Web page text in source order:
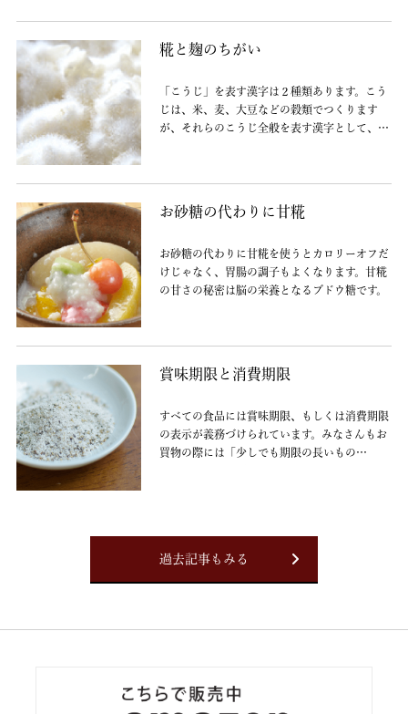
糀と麹のちがい
「こうじ」を表す漢字は２種類あります。こう
じは、米、麦、大豆などの穀類でつくります
が、それらのこうじ全般を表す漢字として、現
お砂糖の代わりに甘糀
お砂糖の代わりに甘糀を使うとカロリーオフだ
けじゃなく、胃腸の調子もよくなります。甘糀
の甘さの秘密は脳の栄養となるブドウ糖です。
賞味期限と消費期限
すべての食品には賞味期限、もしくは消費期限
の表示が義務づけられています。みなさんもお
買物の際には「少しでも期限の長いもの
過去記事もみる